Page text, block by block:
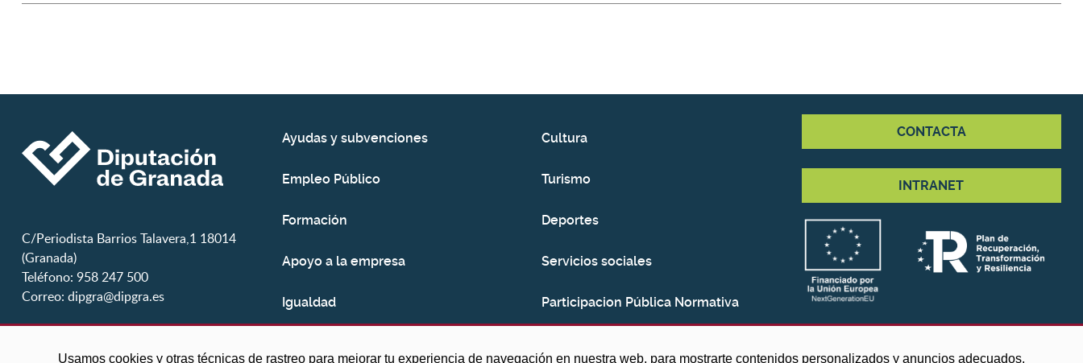
Usamos cookies y otras técnicas de rastreo para mejorar tu experiencia de navegación en nuestra web, para mostrarte contenidos personalizados y anuncios adecuados,
C/Periodista Barrios Talavera,1 18014
(Granada)
Teléfono: 958 247 500
Correo: dipgra@dipgra.es
Ayudas y subvenciones
Empleo Público
Formación
Apoyo a la empresa
Igualdad
Cultura
Turismo
Deportes
Servicios sociales
Participacion Pública Normativa
CONTACTA
INTRANET